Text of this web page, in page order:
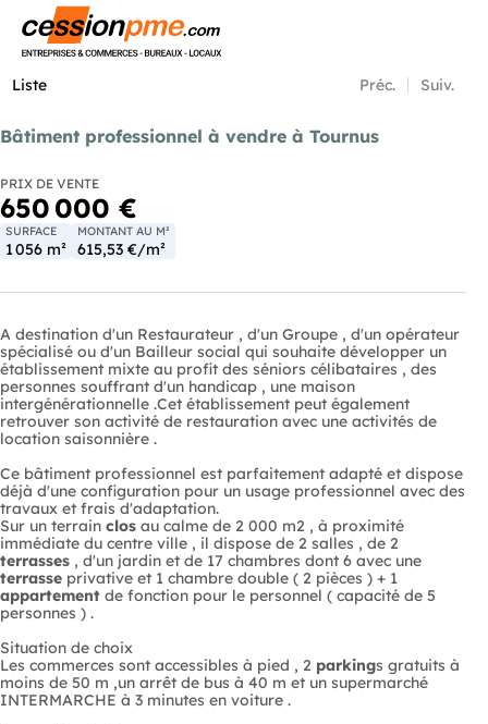
Liste Préc. Suiv.
Bâtiment professionnel à vendre à Tournus
PRIX DE VENTE
650 000 €
SURFACE
1 056 m²
MONTANT AU M²
615,53 €/m²
A destination d'un Restaurateur , d'un Groupe , d'un opérateur
spécialisé ou d'un Bailleur social qui souhaite développer un
établissement mixte au profit des séniors célibataires , des
personnes souffrant d'un handicap , une maison
intergénérationnelle .Cet établissement peut également
retrouver son activité de restauration avec une activités de
location saisonnière .
Ce bâtiment professionnel est parfaitement adapté et dispose
déjà d'une configuration pour un usage professionnel avec des
travaux et frais d'adaptation.
Sur un terrain clos au calme de 2 000 m2 , à proximité
immédiate du centre ville , il dispose de 2 salles , de 2
terrasses , d'un jardin et de 17 chambres dont 6 avec une
terrasse privative et 1 chambre double ( 2 pièces ) + 1
appartement de fonction pour le personnel ( capacité de 5
personnes ) .
Situation de choix
Les commerces sont accessibles à pied , 2 parkings gratuits à
moins de 50 m ,un arrêt de bus à 40 m et un supermarché
INTERMARCHE à 3 minutes en voiture .